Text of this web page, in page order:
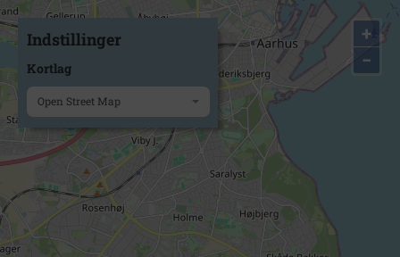
+
−
Indstillinger
Kortlag
Open Street Map